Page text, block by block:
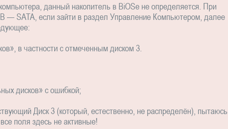
данный накопитель в BiOSе не определяется. При
— SATA, если зайти в раздел Управление Компьютером, далее
в частности с отмеченным диском 3.
дисков» с ошибкой;
Диск 3 (который, естественно, не распределён), пытаюсь
поля здесь не активные!